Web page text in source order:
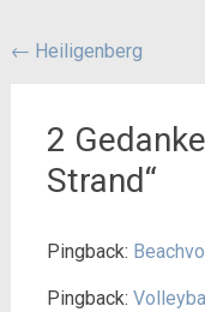
← Heiligenberg
2
Strand“
Pingback:
Pingback: